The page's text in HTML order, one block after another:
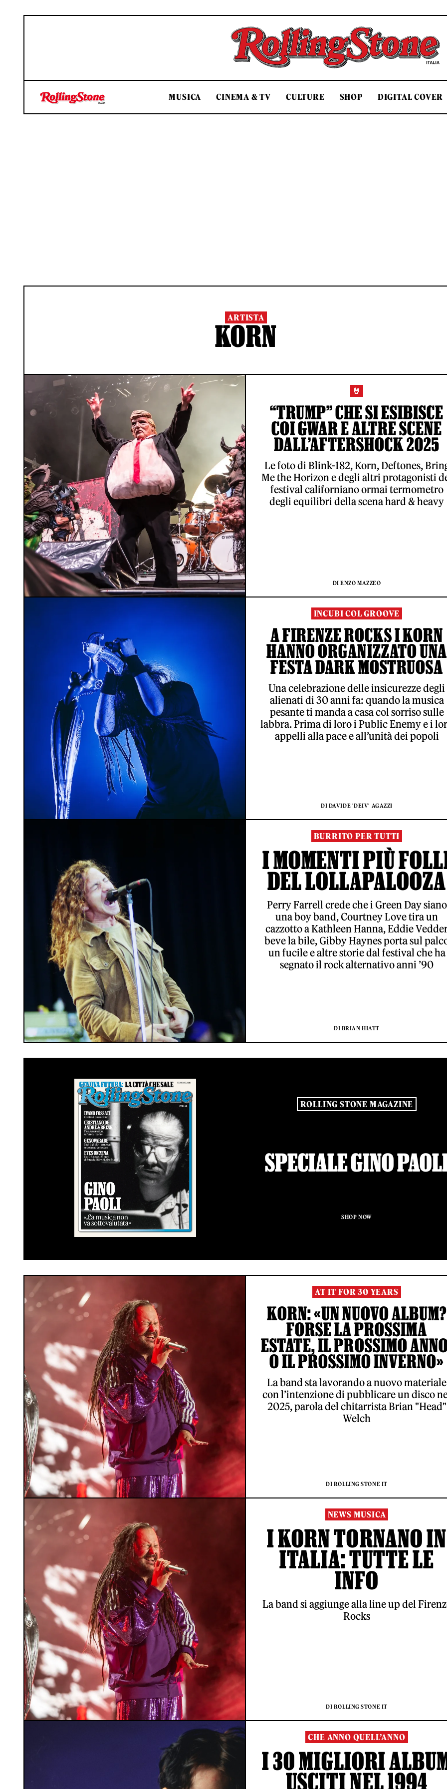
Rolling Stone Italia
MUSICA CINEMA & TV CULTURE SHOP DIGITAL COVER
ARTISTA
KORN
🤘
“TRUMP” CHE SI ESIBISCE
COI GWAR E ALTRE SCENE
DALL’AFTERSHOCK 2025
Le foto di Blink-182, Korn, Deftones,
Me the Horizon e degli altri protagonisti
festival californiano ormai termometro
degli equilibri della scena hard & heavy
DI ENZO MAZZEO
INCUBI COL GROOVE
A FIRENZE ROCKS I KORN
HANNO ORGANIZZATO UNA
FESTA DARK MOSTRUOSA
Una celebrazione delle insicurezze degli
alienati di 30 anni fa: quando la musica
pesante ti manda a casa col sorriso sulle
labbra. Prima di loro i Public Enemy e i
appelli alla pace e all’unità dei popoli
DI DAVIDE 'DEIV' AGAZZI
BURRITO PER TUTTI
I MOMENTI PIÙ
DEL LOLLAPALOOZA
Perry Farrell crede che i Green Day siano
una boy band, Courtney Love tira un
cazzotto a Kathleen Hanna, Eddie
beve la bile, Gibby Haynes porta sul
un fucile e altre storie dal festival che ha
segnato il rock alternativo anni ’90
DI BRIAN HIATT
ROLLING STONE MAGAZINE
SPECIALE GINO
SHOP NOW
AT IT FOR 30 YEARS
KORN: «UN NUOVO ALBUM?
FORSE LA PROSSIMA
ESTATE, IL PROSSIMO
O IL PROSSIMO INVERNO»
La band sta lavorando a nuovo materiale
con l’intenzione di pubblicare un disco
2025, parola del chitarrista Brian "Head"
Welch
DI ROLLING STONE IT
NEWS MUSICA
I KORN TORNANO IN
ITALIA: TUTTE LE
INFO
La band si aggiunge alla line up del
Rocks
DI ROLLING STONE IT
CHE ANNO QUELL’ANNO
I 30 MIGLIORI
USCITI NEL 1994